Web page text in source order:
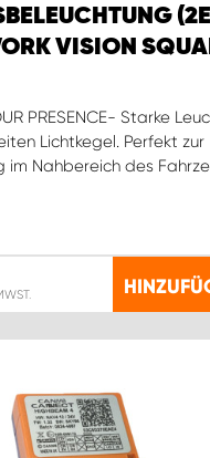
VISION
PRESENCE- Starke
Lichtkegel. Perfekt zur
im Nahbereich des